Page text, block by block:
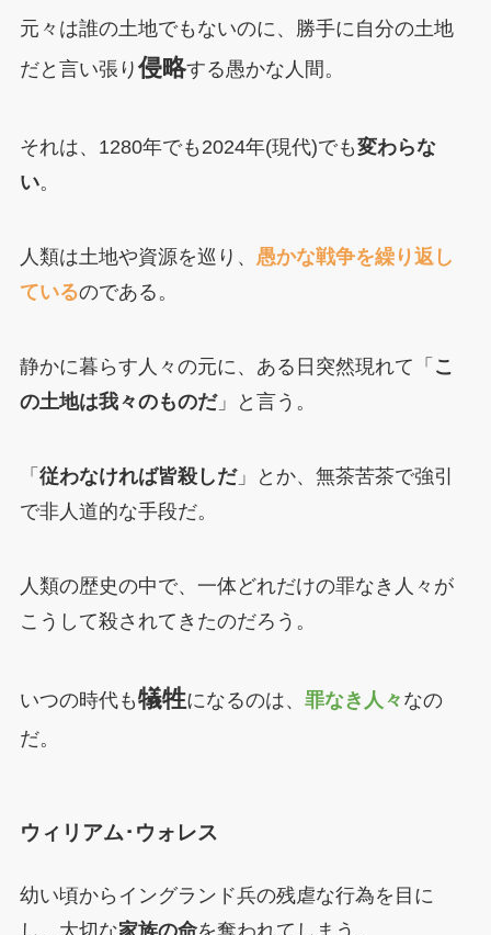
元々は誰の土地でもないのに、勝手に自分の土地
だと言い張り 侵略する愚かな人間。
それは、1280年でも2024年(現代)でも変わらな
い。
人類は土地や資源を巡り、 愚かな戦争を繰り返し
ているのである。
静かに暮らす人々の元に、ある日突然現れて「 こ
の土地は我々のものだ」と言う。
「 従わなければ皆殺しだ」とか、無茶苦茶で強引
で非人道的な手段だ。
人類の歴史の中で、一体どれだけの罪なき人々が
こうして殺されてきたのだろう。
いつの時代も犠牲になるのは、 罪なき人々 なの
だ。
ウィリアム･ウォレス
幼い頃からイングランド兵の残虐な行為を目に